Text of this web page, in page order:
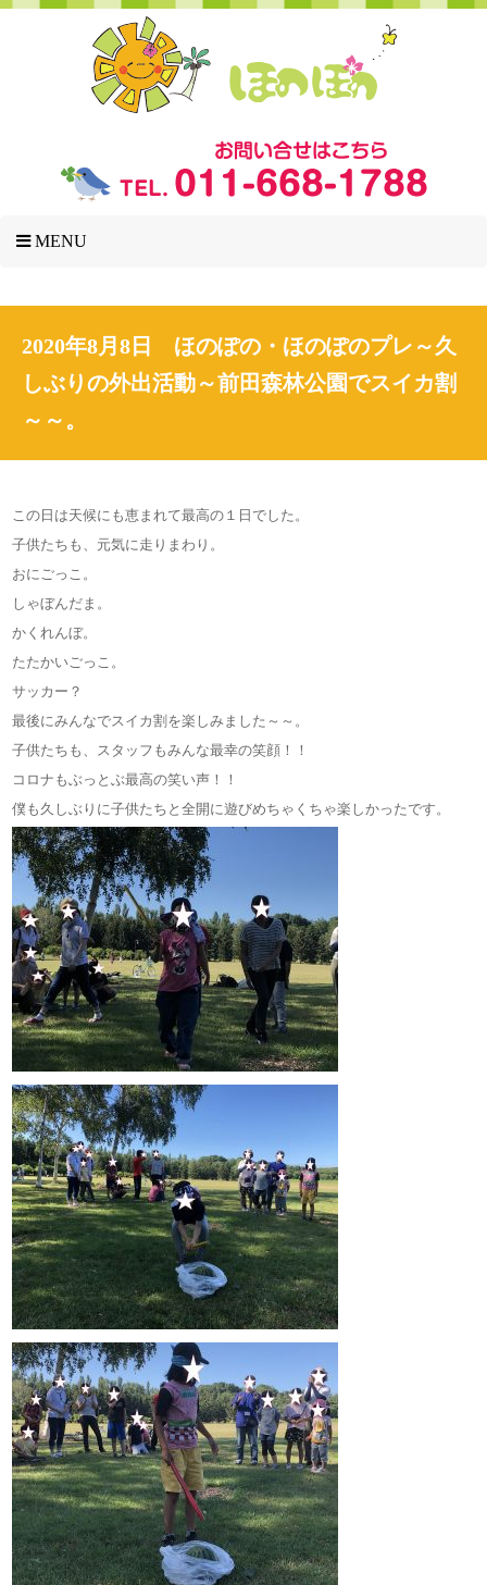
MENU
2020年8月8日 ほのぽの・ほのぽのプレ～久
しぶりの外出活動～前田森林公園でスイカ割
～～。
この日は天候にも恵まれて最高の１日でした。
子供たちも、元気に走りまわり。
おにごっこ。
しゃぼんだま。
かくれんぼ。
たたかいごっこ。
サッカー？
最後にみんなでスイカ割を楽しみました～～。
子供たちも、スタッフもみんな最幸の笑顔！！
コロナもぶっとぶ最高の笑い声！！
僕も久しぶりに子供たちと全開に遊びめちゃくちゃ楽しかったです。